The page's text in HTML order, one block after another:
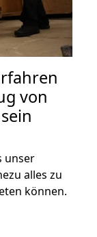
von
unser
alles zu
können.